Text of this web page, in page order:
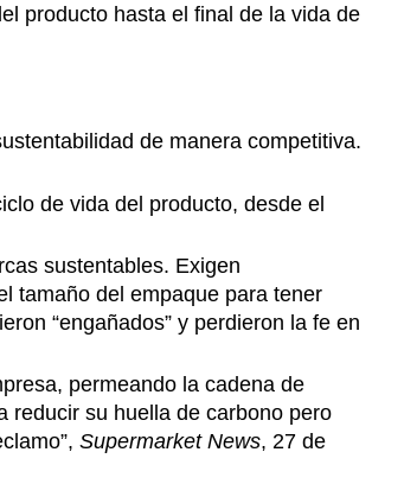
producto hasta el final de la vida de
de manera competitiva.
de vida del producto, desde el
sustentables. Exigen
tamaño del empaque para tener
“engañados” y perdieron la fe en
permeando la cadena de
reducir su huella de carbono pero
Supermarket News, 27 de